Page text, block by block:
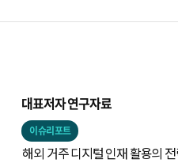
대표저자 연구자료
이슈리포트
해외 거주 디지털 인재 활용의